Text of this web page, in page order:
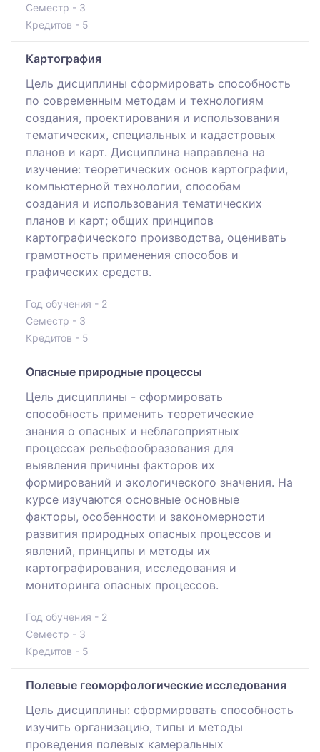
Семестр - 3
Кредитов - 5
Картография
Цель дисциплины сформировать способность
по современным методам и технологиям
создания, проектирования и использования
тематических, специальных и кадастровых
планов и карт. Дисциплина направлена на
изучение: теоретических основ картографии,
компьютерной технологии, способам
создания и использования тематических
планов и карт; общих принципов
картографического производства, оценивать
грамотность применения способов и
графических средств.
Год обучения - 2
Семестр - 3
Кредитов - 5
Опасные природные процессы
Цель дисциплины - сформировать
способность применить теоретические
знания о опасных и неблагоприятных
процессах рельефообразования для
выявления причины факторов их
формирований и экологического значения. На
курсе изучаются основные основные
факторы, особенности и закономерности
развития природных опасных процессов и
явлений, принципы и методы их
картографирования, исследования и
мониторинга опасных процессов.
Год обучения - 2
Семестр - 3
Кредитов - 5
Полевые геоморфологические исследования
Цель дисциплины: сформировать способность
изучить организацию, типы и методы
проведения полевых камеральных